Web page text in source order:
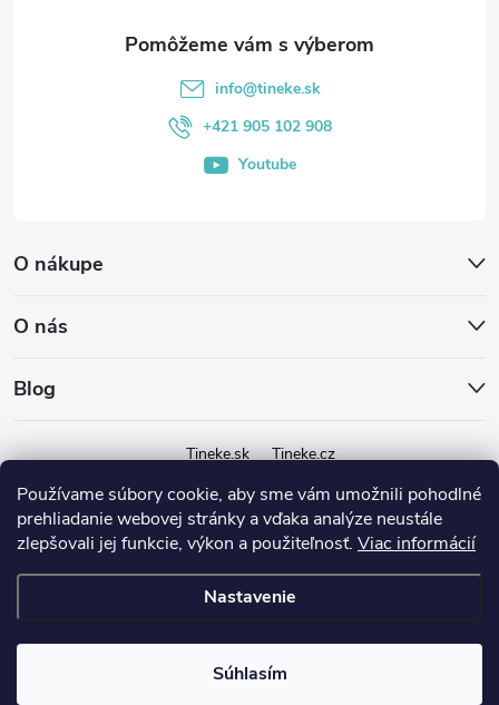
Používame súbory cookie, aby sme vám umožnili pohodlné
prehliadanie webovej stránky a vďaka analýze neustále
zlepšovali jej funkcie, výkon a použiteľnosť. Viac informácií
Nastavenie
Súhlasím
O nákupe
O nás
Blog
info@tineke.sk
+421 905 102 908
Youtube
Tineke.sk Tineke.cz
Copyright 2026Tineke.sk. Všetky práva vyhradené.